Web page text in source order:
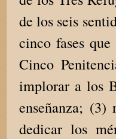
de los seis
cinco fases
Cinco
implorar a los
enseñanza;
dedicar los